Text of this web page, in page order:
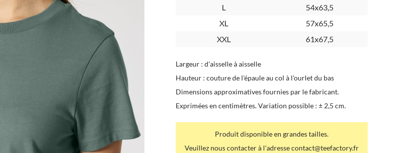
L
54x63,5
XL
57x65,5
XXL
61x67,5
Largeur : d'aisselle à aisselle
Hauteur : couture de l'épaule au col à l'ourlet du bas
Dimensions approximatives fournies par le fabricant.
Exprimées en centimètres. Variation possible : ± 2,5 cm.
Produit disponible en grandes tailles.
Veuillez nous contacter à l'adresse contact@teefactory.fr